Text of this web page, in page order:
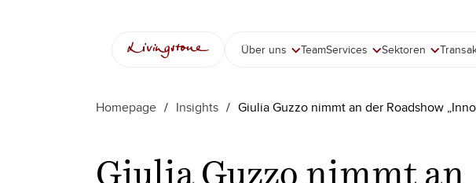
Über uns TeamServices Sektoren
Homepage / Insights / Giulia Guzzo nimmt an der Roadshow
Giulia Guzzo nimmt an